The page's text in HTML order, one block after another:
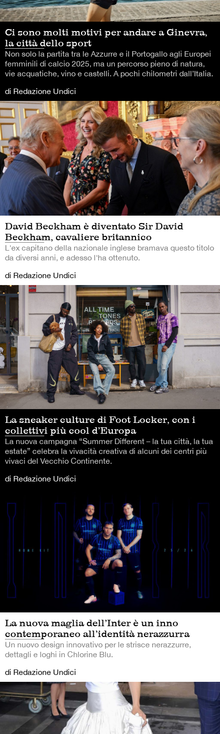
Ci sono molti motivi per andare a Ginevra,
la città dello sport
Non solo la partita tra le Azzurre e il Portogallo agli Europei
femminili di calcio 2025, ma un percorso pieno di natura,
vie acquatiche, vino e castelli. A pochi chilometri dall’Italia.
di Redazione Undici
David Beckham è diventato Sir David
Beckham, cavaliere britannico
L'ex capitano della nazionale inglese bramava questo titolo
da diversi anni, e adesso l'ha ottenuto.
di Redazione Undici
La sneaker culture di Foot Locker, con i
collettivi più cool d’Europa
La nuova campagna “Summer Different – la tua città, la tua
estate” celebra la vivacità creativa di alcuni dei centri più
vivaci del Vecchio Continente.
di Redazione Undici
La nuova maglia dell’Inter è un inno
contemporaneo all’identità nerazzurra
Un nuovo design innovativo per le strisce nerazzurre,
dettagli e loghi in Chlorine Blu.
di Redazione Undici